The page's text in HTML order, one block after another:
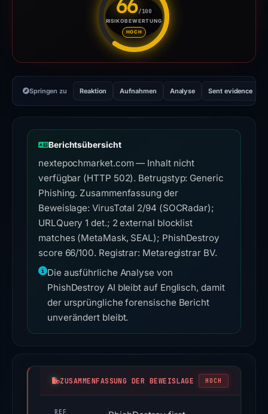
/100
RISIKOBEWERTUNG
HOCH
Risikobewertung: 66 von
Springen zu Reaktion Aufnahmen Analyse Sent evidence
Berichtsübersicht
nextepochmarket.com — Inhalt nicht
verfügbar (HTTP 502). Betrugstyp: Generic
Phishing. Zusammenfassung der
Beweislage: VirusTotal 2/94 (SOCRadar);
URLQuery 1 det.; 2 external blocklist
matches (MetaMask, SEAL); PhishDestroy
score 66/100. Registrar: Metaregistrar BV.
Die ausführliche Analyse von
PhishDestroy AI bleibt auf Englisch, damit
der ursprüngliche forensische Bericht
unverändert bleibt.
ZUSAMMENFASSUNG DER BEWEISLAGE HOCH
REF